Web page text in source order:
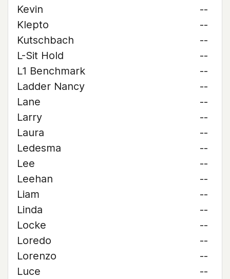
Kevin
--
Klepto
--
Kutschbach
--
L-Sit Hold
--
L1 Benchmark
--
Ladder Nancy
--
Lane
--
Larry
--
Laura
--
Ledesma
--
Lee
--
Leehan
--
Liam
--
Linda
--
Locke
--
Loredo
--
Lorenzo
--
Luce
--